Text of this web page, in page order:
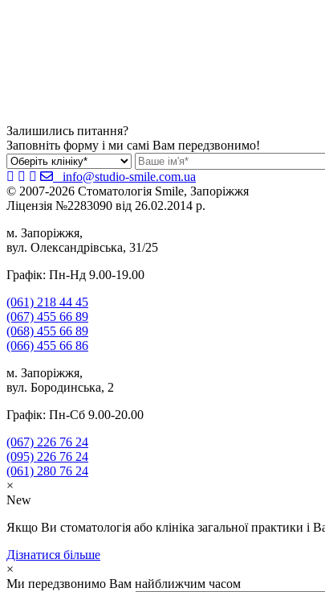
Залишились питання?
Заповніть форму і ми самі Вам передзвонимо!
info@studio-smile.com.ua
© 2007-2026 Стоматологія Smile, Запоріжжя
Ліцензія №2283090 від 26.02.2014 р.
м. Запоріжжя,
вул. Олександрівська, 31/25
Графік: Пн-Нд 9.00-19.00
(061) 218 44 45
(067) 455 66 89
(068) 455 66 89
(066) 455 66 86
м. Запоріжжя,
вул. Бородинська, 2
Графік: Пн-Сб 9.00-20.00
(067) 226 76 24
(095) 226 76 24
(061) 280 76 24
×
New
Якщо Ви стоматологія або клініка загальної практики і
Дізнатися більше
×
Ми передзвонимо Вам найближчим часом